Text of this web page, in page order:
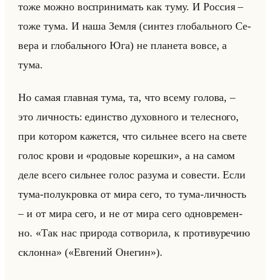
тоже можно вос­при­ни­мать как туму. И Рос­сия –
тоже тума. И наша Земля (син­тез гло­бально­го Се­
ве­ра и гло­бально­го Юга) не пла­не­та вовсе, а
тума.
Но самая глав­ная тума, та, что всему го­ло­ва, –
это лич­ность: един­ство ду­хов­но­го и те­лес­но­го,
при ко­то­ром ка­жет­ся, что сильнее всего на свете
голос крови и «родовые корешки», а на самом
деле всего сильнее голос ра­зу­ма и со­ве­сти. Если
тума-по­лу­кров­ка от мира сего, то тума-лич­ность
– и от мира сего, и не от мира сего од­но­вре­мен­
но. «Так нас природа сотворила, к противуречию
склонна» («Евгений Онегин»).